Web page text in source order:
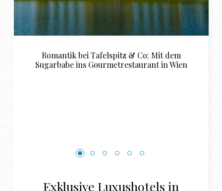
Luxuriöse Restaurant Empfehlungen für das
perfekte Sugardaddy und Sugarbabe
Exklusive Luxushotels in